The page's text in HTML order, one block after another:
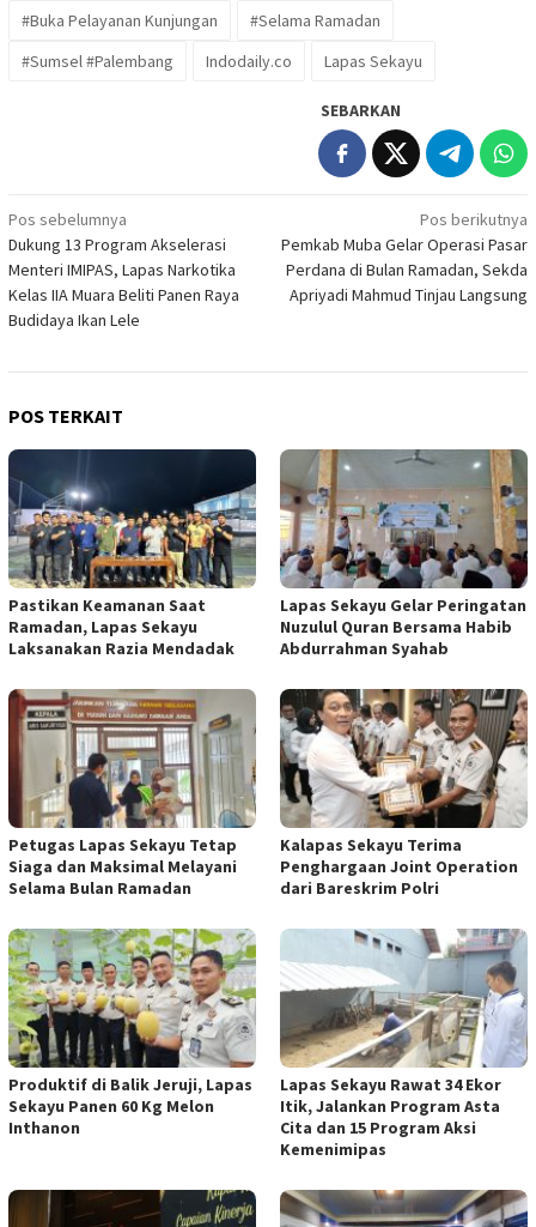
#Buka Pelayanan Kunjungan
#Selama Ramadan
#Sumsel #Palembang
Indodaily.co Lapas Sekayu
SEBARKAN
Navigasi
pos
Pos sebelumnya
Dukung 13 Program Akselerasi
Menteri IMIPAS, Lapas Narkotika
Kelas IIA Muara Beliti Panen Raya
Budidaya Ikan Lele
Pos berikutnya
Pemkab Muba Gelar Operasi Pasar
Perdana di Bulan Ramadan, Sekda
Apriyadi Mahmud Tinjau Langsung
POS TERKAIT
Pastikan Keamanan Saat
Ramadan, Lapas Sekayu
Laksanakan Razia Mendadak
Lapas Sekayu Gelar Peringatan
Nuzulul Quran Bersama Habib
Abdurrahman Syahab
Petugas Lapas Sekayu Tetap
Siaga dan Maksimal Melayani
Selama Bulan Ramadan
Kalapas Sekayu Terima
Penghargaan Joint Operation
dari Bareskrim Polri
Produktif di Balik Jeruji, Lapas
Sekayu Panen 60 Kg Melon
Inthanon
Lapas Sekayu Rawat 34 Ekor
Itik, Jalankan Program Asta
Cita dan 15 Program Aksi
Kemenimipas